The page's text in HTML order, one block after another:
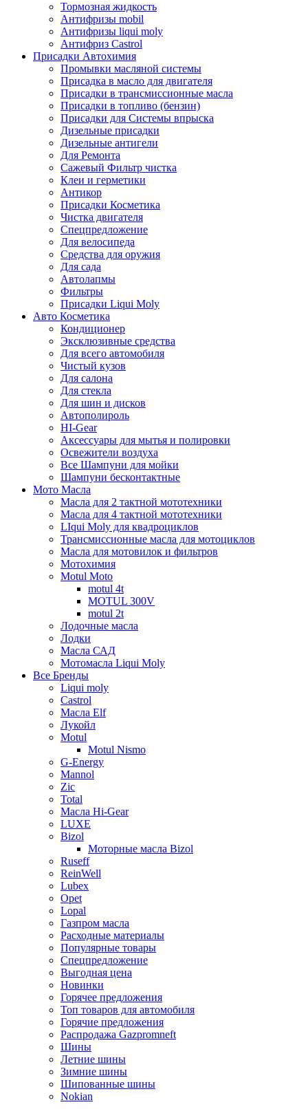
Тормозная жидкость
Антифризы mobil
Антифризы liqui moly
Антифриз Castrol
Присадки Автохимия
Промывки масляной системы
Присадка в масло для двигателя
Присадки в трансмиссионные масла
Присадки в топливо (бензин)
Присадки для Системы впрыска
Дизельные присадки
Дизельные антигели
Для Ремонта
Сажевый Фильтр чистка
Клеи и герметики
Антикор
Присадки Косметика
Чистка двигателя
Спецпредложение
Для велосипеда
Средства для оружия
Для сада
Автолапмы
Фильтры
Присадки Liqui Moly
Авто Косметика
Кондиционер
Эксклюзивные средства
Для всего автомобиля
Чистый кузов
Для салона
Для стекла
Для шин и дисков
Автополироль
HI-Gear
Аксессуары для мытья и полировки
Освежители воздуха
Все Шампуни для мойки
Шампуни бесконтактные
Мото Масла
Масла для 2 тактной мототехники
Масла для 4 тактной мототехники
LIqui Moly для квадроциклов
Трансмиссионные масла для мотоциклов
Масла для мотовилок и фильтров
Мотохимия
Motul Moto
motul 4t
MOTUL 300V
motul 2t
Лодочные масла
Лодки
Масла САД
Мотомасла Liqui Moly
Все Бренды
Liqui moly
Castrol
Масла Elf
Лукойл
Motul
Motul Nismo
G-Energy
Mannol
Zic
Total
Масла Hi-Gear
LUXE
Bizol
Моторные масла Bizol
Ruseff
ReinWell
Lubex
Opet
Lopal
Газпром масла
Расходные материалы
Популярные товары
Спецпредложение
Выгодная цена
Новинки
Горячее предложения
Топ товаров для автомобиля
Горячие предложения
Распродажа Gazpromneft
Шины
Летние шины
Зимние шины
Шипованные шины
Nokian